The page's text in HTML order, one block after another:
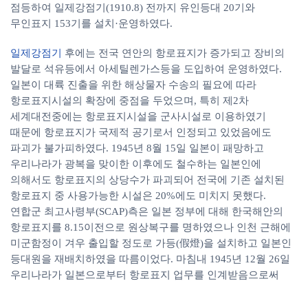
점등하여 일제강점기(1910.8) 전까지 유인등대 20기와
무인표지 153기를 설치·운영하였다.
일제강점기
후에는 전국 연안의 항로표지가 증가되고 장비의
발달로 석유등에서 아세틸렌가스등을 도입하여 운영하였다.
일본이 대륙 진출을 위한 해상물자 수송의 필요에 따라
항로표지시설의 확장에 중점을 두었으며, 특히 제2차
세계대전중에는 항로표지시설을 군사시설로 이용하였기
때문에 항로표지가 국제적 공기로서 인정되고 있었음에도
파괴가 불가피하였다. 1945년 8월 15일 일본이 패망하고
우리나라가 광복을 맞이한 이후에도 철수하는 일본인에
의해서도 항로표지의 상당수가 파괴되어 전국에 기존 설치된
항로표지 중 사용가능한 시설은 20%에도 미치지 못했다.
연합군 최고사령부(SCAP)측은 일본 정부에 대해 한국해안의
항로표지를 8.15이전으로 원상복구를 명하였으나 인천 근해에
미군함정이 겨우 출입할 정도로 가등(假燈)을 설치하고 일본인
등대원을 재배치하였을 따름이었다. 마침내 1945년 12월 26일
우리나라가 일본으로부터 항로표지 업무를 인계받음으로써